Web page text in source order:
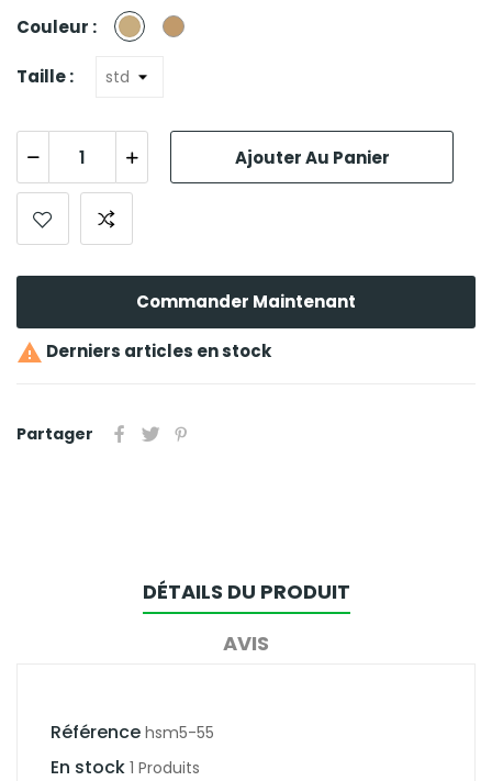
Couleur : BeigeCamel
Taille :
Ajouter Au Panier
Commander Maintenant
 Derniers articles en stock
Partager
DÉTAILS DU PRODUIT
AVIS
Référence hsm5-55
En stock 1 Produits